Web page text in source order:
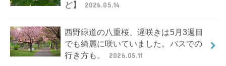
ど】
2026.05.14
西野緑道の八重桜、遅咲きは5月3週目
でも綺麗に咲いていました。バスでの
行き方も。
2026.05.11